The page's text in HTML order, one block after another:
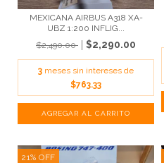
MEXICANA AIRBUS A318 XA-
UBZ 1:200 INFLIG...
$2,490.00
$2,290.00
3 meses sin intereses de
$763.33
21% OFF